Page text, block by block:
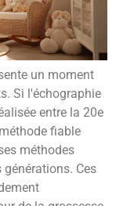
un moment
Si l'échographie
entre la 20e
fiable
méthodes
Ces